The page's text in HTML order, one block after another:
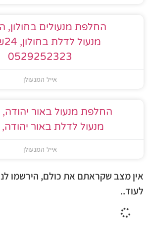
החלפת מנעולים בחולון,
0529252323
אייל המנעולן
החלפת מנעול באור
מנעול לדלת באור יהודה, 24/
אייל המנעולן
החלפת מנעולים בראשון לציון